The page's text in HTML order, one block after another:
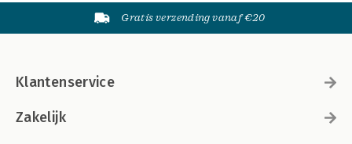
Gratis verzending vanaf €20
Klantenservice
Zakelijk